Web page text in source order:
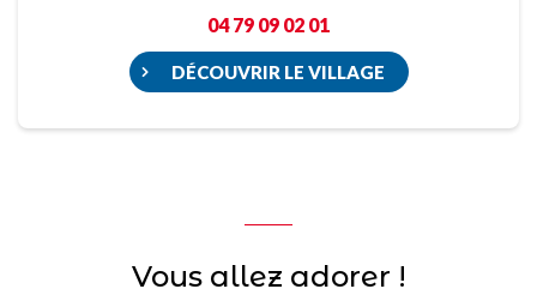
04 79 09 02 01
DÉCOUVRIR LE VILLAGE
Vous allez adorer !